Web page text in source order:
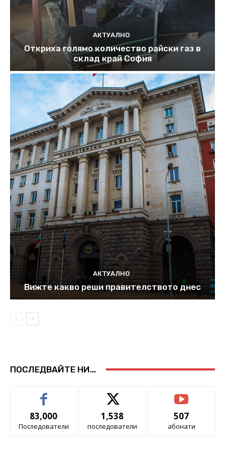
АКТУАЛНО
Откриха голямо количество райски газ в
склад край София
АКТУАЛНО
Вижте какво реши правителството днес
ПОСЛЕДВАЙТЕ НИ...
83,000
Последователи
1,538
последователи
507
абонати